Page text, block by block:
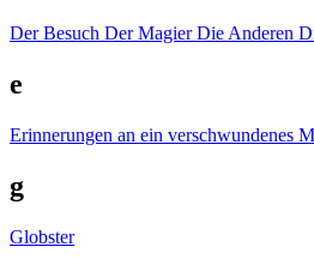
Der Besuch Der Magier Die Anderen
e
Erinnerungen an ein verschwundenes
g
Globster